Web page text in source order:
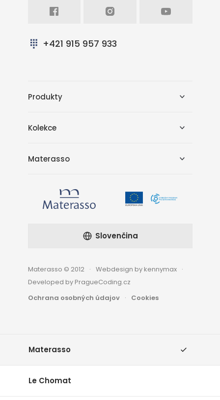
+421 915 957 933
Produkty
Kolekce
Materasso
Materasso © 2012
Webdesign by kennymax
Developed by PragueCoding.cz
Ochrana osobných údajov
Cookies
Slovenčina
Materasso
Le Chomat